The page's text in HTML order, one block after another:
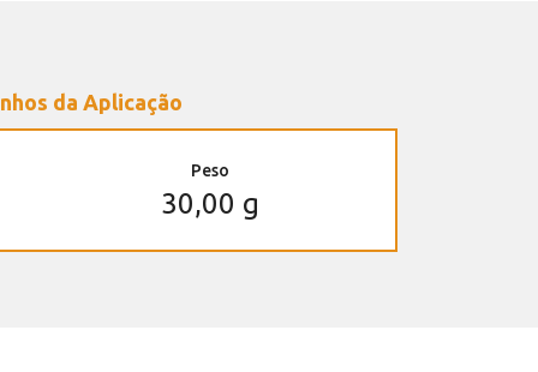
da Aplicação
Peso
30,00 g